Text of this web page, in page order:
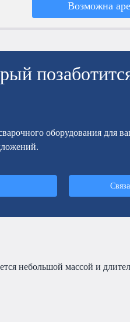
Возможна
оборудования для
небольшой массой и